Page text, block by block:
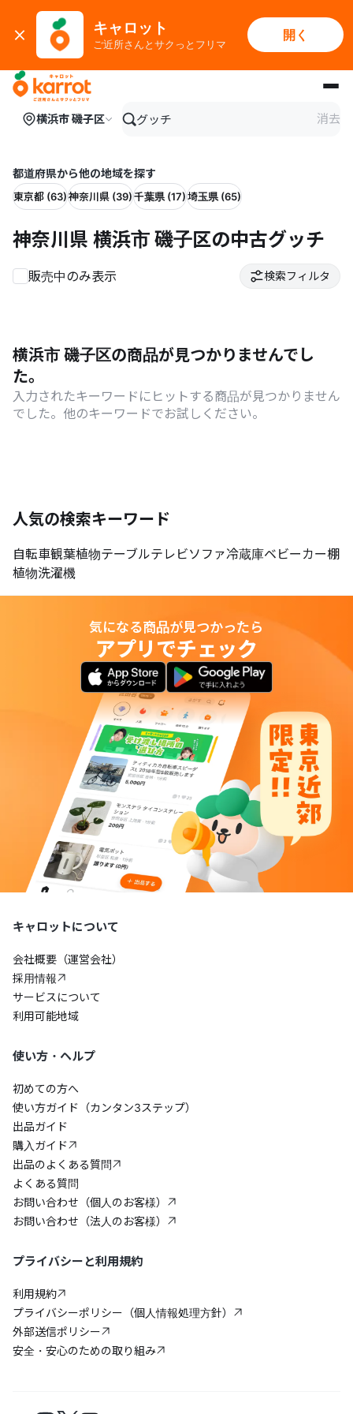
キャロット
ご近所さんとサクっとフリマ
開く
メインコンテンツにスキップ
横浜市 磯子区 消去
都道府県から他の地域を探す
東京都 (63)神奈川県 (39)千葉県 (17)埼玉県 (65)
神奈川県 横浜市 磯子区の中古グッチ
販売中のみ表示 検索フィルタ
横浜市 磯子区の商品が見つかりませんでし
た。
入力されたキーワードにヒットする商品が見つかりません
でした。他のキーワードでお試しください。
人気の検索キーワード
自転車観葉植物テーブルテレビソファ冷蔵庫ベビーカー棚
植物洗濯機
気になる商品が見つかったら
アプリでチェック
キャロットについて
会社概要（運営会社）
採用情報
サービスについて
利用可能地域
使い方・ヘルプ
初めての方へ
使い方ガイド（カンタン3ステップ）
出品ガイド
購入ガイド
出品のよくある質問
よくある質問
お問い合わせ（個人のお客様）
お問い合わせ（法人のお客様）
プライバシーと利用規約
利用規約
プライバシーポリシー（個人情報処理方針）
外部送信ポリシー
安全・安心のための取り組み